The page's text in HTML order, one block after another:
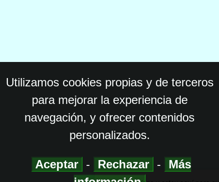
Utilizamos cookies propias y de terceros
para mejorar la experiencia de
navegación, y ofrecer contenidos
personalizados.
Aceptar - Rechazar -
Más